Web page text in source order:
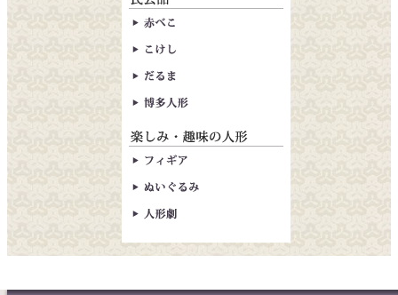
赤べこ
こけし
だるま
フィギア
ぬいぐるみ